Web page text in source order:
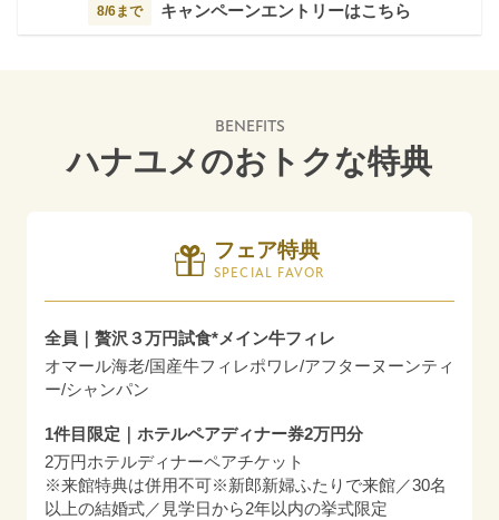
8/6まで キャンペーンエントリーはこちら
BENEFITS
ハナユメのおトクな特典
フェア特典
SPECIAL FAVOR
全員｜贅沢３万円試食*メイン牛フィレ
オマール海老/国産牛フィレポワレ/アフターヌーンティ
ー/シャンパン
1件目限定｜ホテルペアディナー券2万円分
2万円ホテルディナーペアチケット
※来館特典は併用不可※新郎新婦ふたりで来館／30名
以上の結婚式／見学日から2年以内の挙式限定